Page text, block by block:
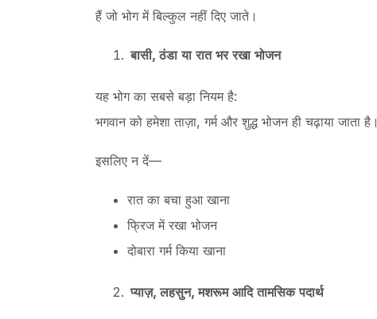
हैं जो भोग में बिल्कुल नहीं दिए जाते।
बासी,ठंडा या रात भर रखा भोजन
यह भोग का सबसे बड़ा नियम है:
भगवान को हमेशा ताज़ा, गर्म और शुद्ध भोजन ही चढ़ाया जाता है।
इसलिए न दें—
रात का बचा हुआ खाना
फ्रिज में रखा भोजन
दोबारा गर्म किया खाना
प्याज़,लहसुन,मशरूम आदि तामसिक पदार्थ